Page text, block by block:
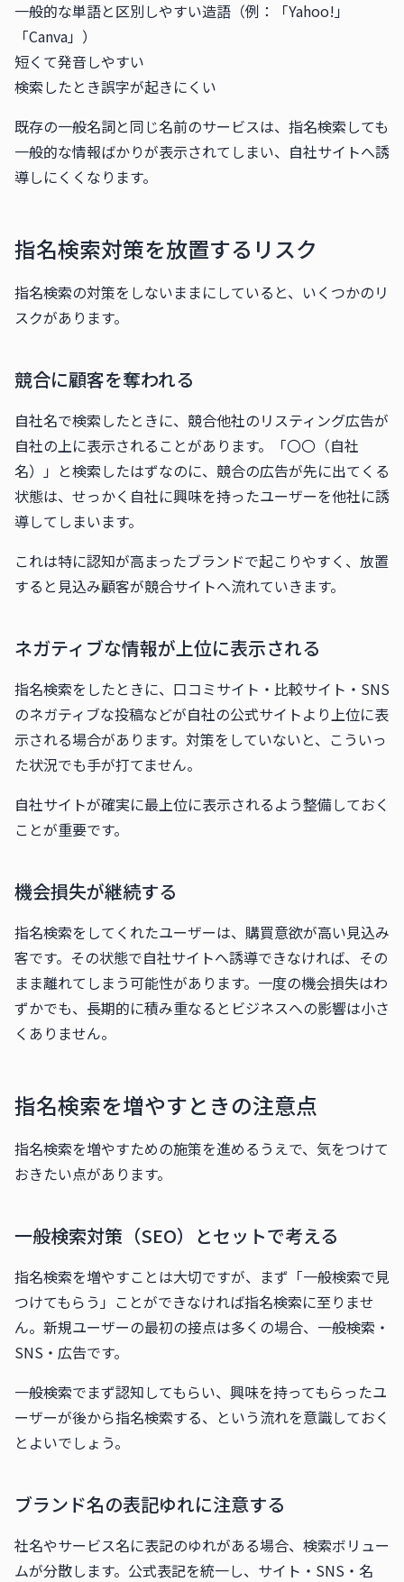
一般的な単語と区別しやすい造語（例：「Yahoo!」
「Canva」）
短くて発音しやすい
検索したとき誤字が起きにくい
既存の一般名詞と同じ名前のサービスは、指名検索しても
一般的な情報ばかりが表示されてしまい、自社サイトへ誘
導しにくくなります。
指名検索対策を放置するリスク
指名検索の対策をしないままにしていると、いくつかのリ
スクがあります。
競合に顧客を奪われる
自社名で検索したときに、競合他社のリスティング広告が
自社の上に表示されることがあります。「〇〇（自社
名）」と検索したはずなのに、競合の広告が先に出てくる
状態は、せっかく自社に興味を持ったユーザーを他社に誘
導してしまいます。
これは特に認知が高まったブランドで起こりやすく、放置
すると見込み顧客が競合サイトへ流れていきます。
ネガティブな情報が上位に表示される
指名検索をしたときに、口コミサイト・比較サイト・SNS
のネガティブな投稿などが自社の公式サイトより上位に表
示される場合があります。対策をしていないと、こういっ
た状況でも手が打てません。
自社サイトが確実に最上位に表示されるよう整備しておく
ことが重要です。
機会損失が継続する
指名検索をしてくれたユーザーは、購買意欲が高い見込み
客です。その状態で自社サイトへ誘導できなければ、その
まま離れてしまう可能性があります。一度の機会損失はわ
ずかでも、長期的に積み重なるとビジネスへの影響は小さ
くありません。
指名検索を増やすときの注意点
指名検索を増やすための施策を進めるうえで、気をつけて
おきたい点があります。
一般検索対策（SEO）とセットで考える
指名検索を増やすことは大切ですが、まず「一般検索で見
つけてもらう」ことができなければ指名検索に至りませ
ん。新規ユーザーの最初の接点は多くの場合、一般検索・
SNS・広告です。
一般検索でまず認知してもらい、興味を持ってもらったユ
ーザーが後から指名検索する、という流れを意識しておく
とよいでしょう。
ブランド名の表記ゆれに注意する
社名やサービス名に表記のゆれがある場合、検索ボリュー
ムが分散します。公式表記を統一し、サイト・SNS・名